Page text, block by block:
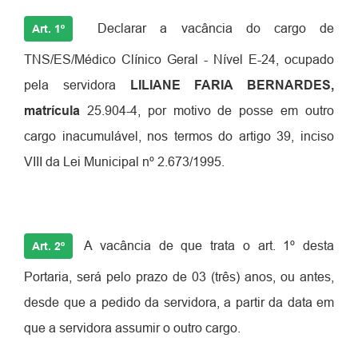
Art. 1º Declarar a vacância do cargo de
TNS/ES/Médico Clínico Geral - Nível E-24, ocupado
pela servidora
LILIANE FARIA BERNARDES,
matrícula 25.904-4, por motivo de posse em outro
cargo inacumulável, nos termos do artigo 39, inciso
VIII da Lei Municipal nº 2.673/1995.
Art. 2º A vacância de que trata o art. 1º desta
Portaria, será pelo prazo de 03 (três) anos, ou antes,
desde que a pedido da servidora, a partir da data em
que a servidora assumir o outro cargo.